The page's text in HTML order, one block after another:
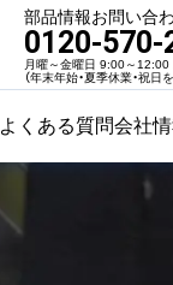
部品情報お問い合
0120-570-
月曜～金曜日 9:00～
（年末年始・夏季休業・祝日
よくある質問会社